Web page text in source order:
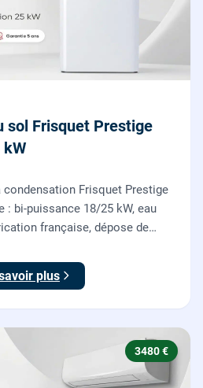
sol Frisquet Prestige
kW
condensation Frisquet Prestige
: bi-puissance 18/25 kW, eau
française, dépose de
plus
3480 €